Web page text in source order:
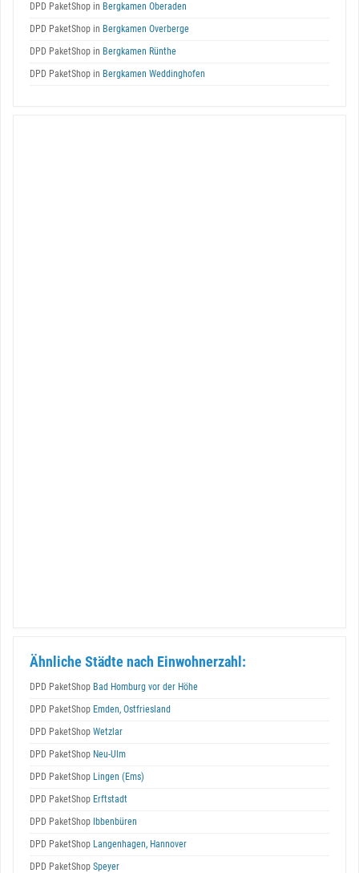
DPD PaketShop in Bergkamen Oberaden
DPD PaketShop in Bergkamen Overberge
DPD PaketShop in Bergkamen Rünthe
DPD PaketShop in Bergkamen Weddinghofen
Ähnliche Städte nach Einwohnerzahl:
DPD PaketShop Bad Homburg vor der Höhe
DPD PaketShop Emden, Ostfriesland
DPD PaketShop Wetzlar
DPD PaketShop Neu-Ulm
DPD PaketShop Lingen (Ems)
DPD PaketShop Erftstadt
DPD PaketShop Ibbenbüren
DPD PaketShop Langenhagen, Hannover
DPD PaketShop Speyer